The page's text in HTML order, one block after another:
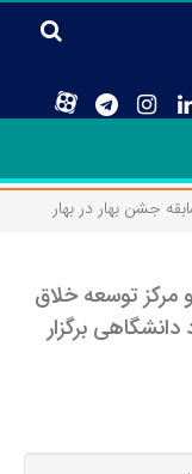
جشن بهار در بهار
مرکز توسعه خلاق
برگزار